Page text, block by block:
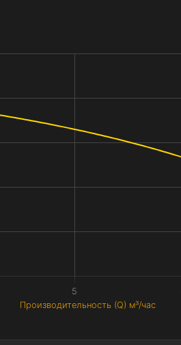
Производительность (Q) м³/час
5